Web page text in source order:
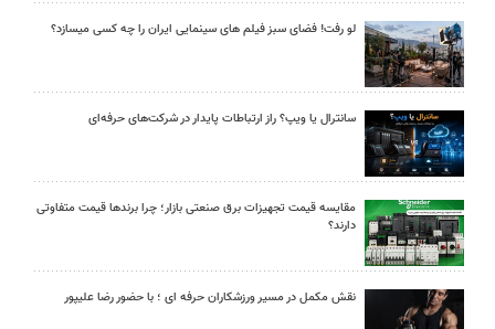
لو رفت! فضای سبز فیلم های سینمایی ایران را چه کسی میسازد؟
سانترال یا ویپ؟ راز ارتباطات پایدار در شرکت‌های حرفه‌ای
مقایسه قیمت تجهیزات برق صنعتی بازار؛ چرا برندها قیمت متفاوتی
دارند؟
نقش مکمل در مسیر ورزشکاران حرفه ای ؛ با حضور رضا علیپور